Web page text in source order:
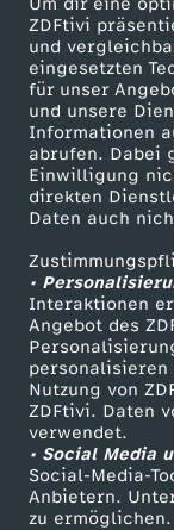
Um dir eine
ZDFtivi
und
eingesetzten
für unser
und unsere
Informationen
abrufen. Dabei
Einwilligung
direkten
Daten auch
•
Interaktionen
Angebot des
Nutzung von
ZDFtivi. Daten
verwendet.
• Social Media
Social-Media-
Anbietern.
zu ermöglichen.
Mehr ZDF
ZDF-Apps
Smart TV
ZDFtext
Livestreams
Sendungen A-Z
TV-Programm
ZDF Unternehmen
Karriere